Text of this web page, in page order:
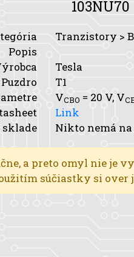
103NU70
Tranzistory >
Popis
Tesla
Puzdro
T1
VCBO = 20 V, V
Link
sklade
Nikto nemá
a preto omyl nie je
súčiastky si over